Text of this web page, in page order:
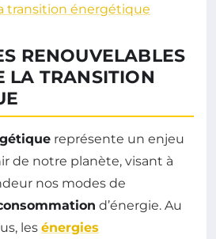
transition énergétique
RENOUVELABLES
LA TRANSITION
représente un enjeu
de notre planète, visant à
nos modes de
d’énergie. Au
les énergies